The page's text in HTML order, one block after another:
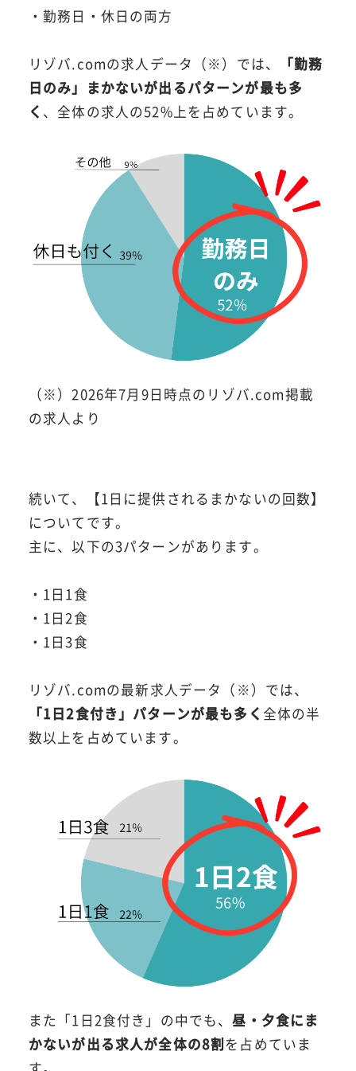
・勤務日・休日の両方
リゾバ.comの求人データ（※）では、
「勤務
日のみ」まかないが出るパターンが最も多
く 、全体の求人の52%上を占めています。
（※）2026年7月9日時点のリゾバ.com掲載
の求人より
続いて、【1日に提供されるまかないの回数】
についてです。
主に、以下の3パターンがあります。
・1日1食
・1日2食
・1日3食
リゾバ.comの最新求人データ（※）では、
「1日2食付き」パターンが最も多く 全体の半
数以上を占めています。
また「1日2食付き」の中でも、昼・夕食にま
かないが出る求人が全体の8割を占めていま